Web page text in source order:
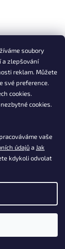
soubory
a zlepšování
reklam. Můžete
své preference.
cookies.
cookies.
vaše
údajůa Jak
kdykoli odvolat
DASGASTRO